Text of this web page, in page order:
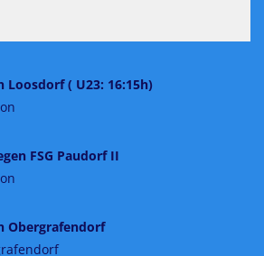
Loosdorf ( U23: 16:15h)
FSG Paudorf II
Obergrafendorf